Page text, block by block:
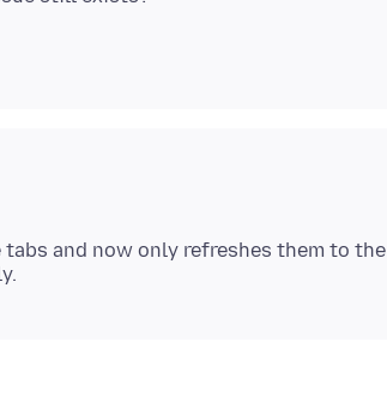
and now only refreshes them to the